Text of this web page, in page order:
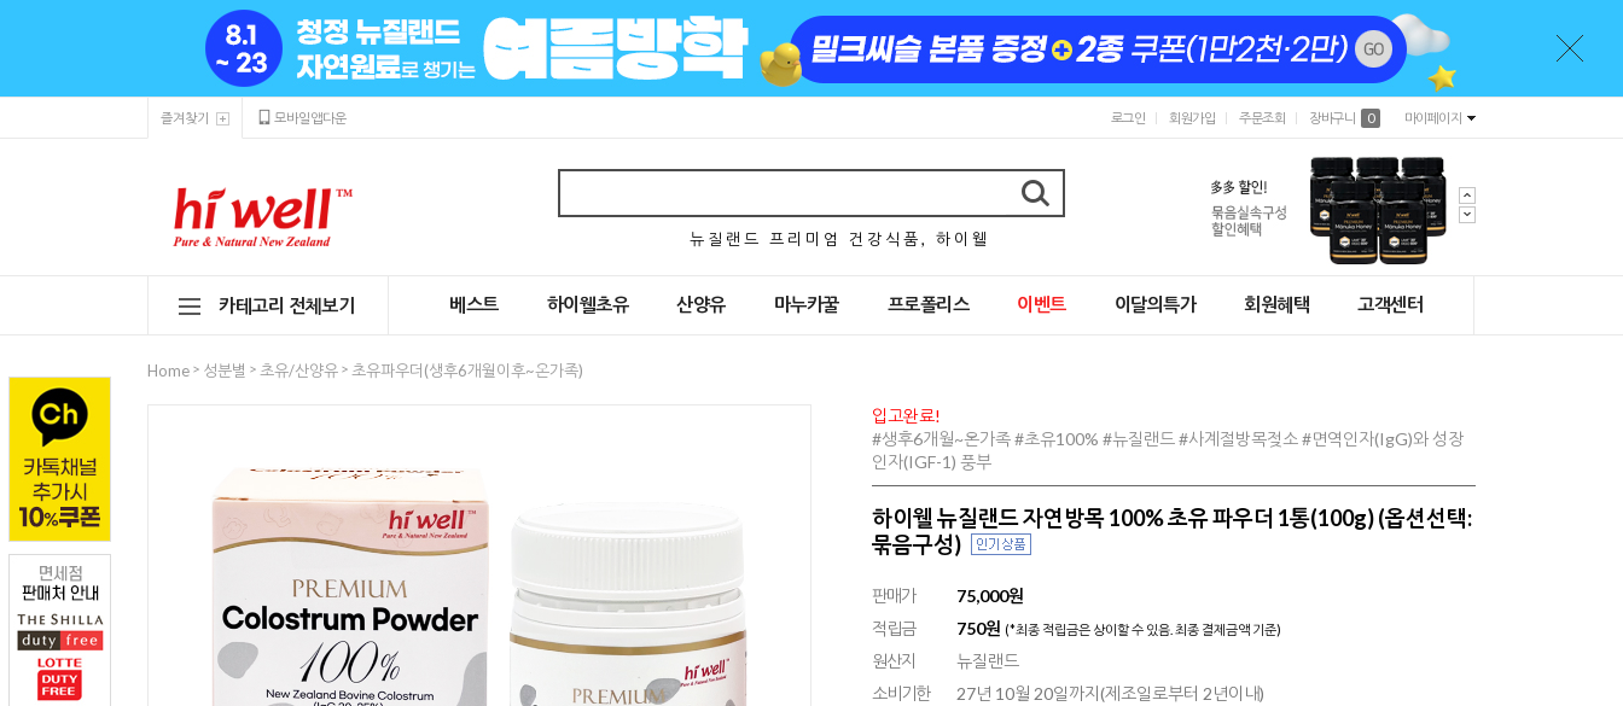
즐겨찾기 모바일앱다운 로그인 회원가입 주문조회 장바구니 0 마이페이지
뉴 질 랜 드 프 리 미 엄 건 강 식 품 , 하 이 웰
카테고리 전체보기 베스트 하이웰초유 산양유 마누카꿀 프로폴리스 이벤트 이달의특가 회원혜택 고객센터
Home > 성분별 > 초유/산양유 > 초유파우더(생후6개월이후~온가족)
입고완료!
#생후6개월~온가족 #초유100% #뉴질랜드 #사계절방목젖소 #면역인자(IgG)와 성장
인자(IGF-1) 풍부
하이웰 뉴질랜드 자연방목 100% 초유 파우더 1통(100g) (옵션선택:
묶음구성)
판매가
75,000원
적립금
750원 (*최종 적립금은 상이할 수 있음. 최종 결제금액 기준)
원산지
뉴질랜드
소비기한
27년 10월 20일까지(제조일로부터 2년이내)